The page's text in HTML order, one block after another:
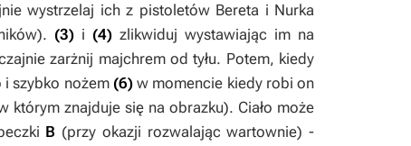
wystrzelaj ich z pistoletów Bereta i Nurka
(3) i (4) zlikwiduj wystawiając im na
zarżnij majchrem od tyłu. Potem, kiedy
i szybko nożem (6) w momencie kiedy robi on
którym znajduje się na obrazku). Ciało może
B (przy okazji rozwalając wartownie) -